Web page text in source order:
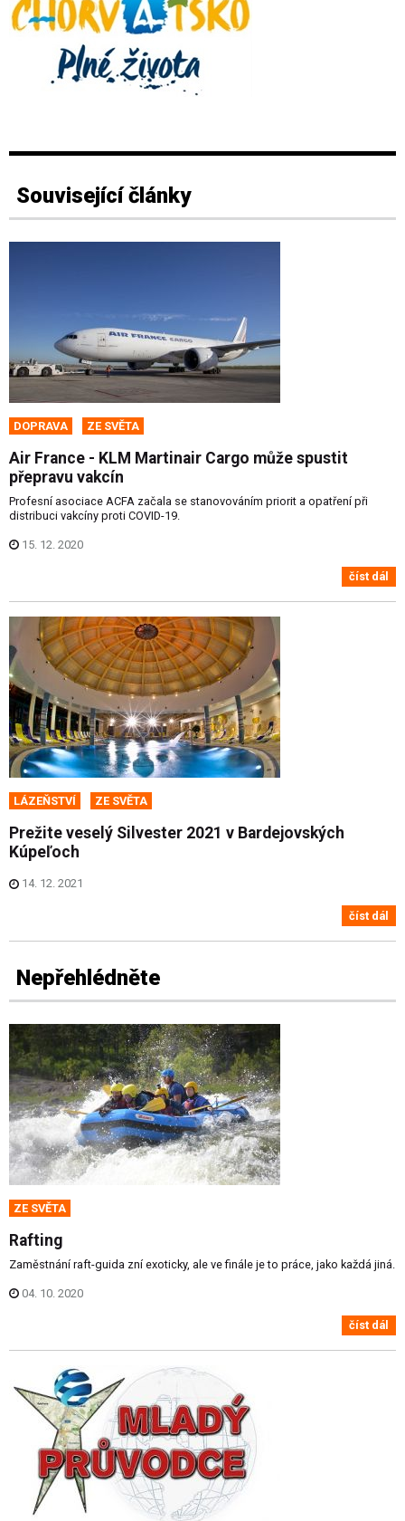
Související články
DOPRAVA ZE SVĚTA
Air France - KLM Martinair Cargo může spustit
přepravu vakcín
Profesní asociace ACFA začala se stanovováním priorit a opatření při
distribuci vakcíny proti COVID-19.
15. 12. 2020
číst dál
LÁZEŇSTVÍ ZE SVĚTA
Prežite veselý Silvester 2021 v Bardejovských
Kúpeľoch
14. 12. 2021
číst dál
Nepřehlédněte
ZE SVĚTA
Rafting
Zaměstnání raft-guida zní exoticky, ale ve finále je to práce, jako každá jiná.
04. 10. 2020
číst dál